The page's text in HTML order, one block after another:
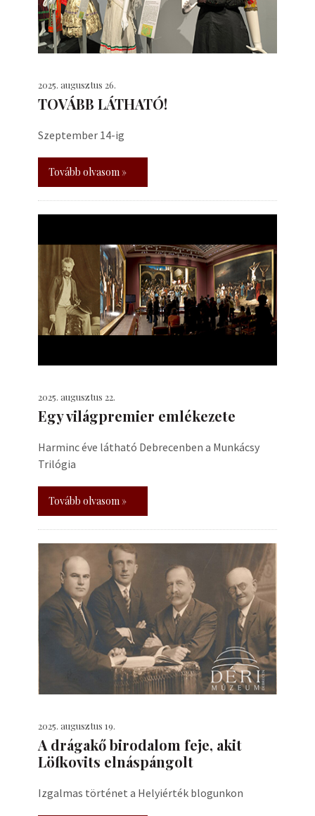
2025. augusztus 26.
TOVÁBB LÁTHATÓ!
Szeptember 14-ig
Tovább olvasom »
2025. augusztus 22.
Egy világpremier emlékezete
Harminc éve látható Debrecenben a Munkácsy
Trilógia
Tovább olvasom »
2025. augusztus 19.
A drágakő birodalom feje, akit
Löfkovits elnáspángolt
Izgalmas történet a Helyiérték blogunkon